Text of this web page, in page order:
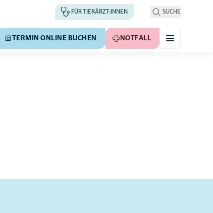
FÜR TIERÄRZT:INNEN SUCHE
TERMIN ONLINE BUCHEN NOTFALL